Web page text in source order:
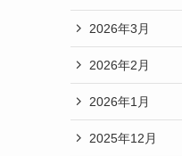
2026年3月
2026年2月
2026年1月
2025年12月